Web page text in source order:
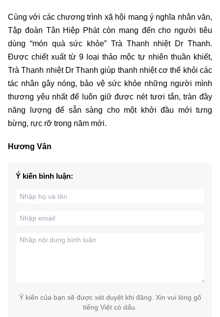
Cùng với các chương trình xã hội mang ý nghĩa nhân văn,
Tập đoàn Tân Hiệp Phát còn mang đến cho người tiêu
dùng “món quà sức khỏe” Trà Thanh nhiệt Dr Thanh.
Được chiết xuất từ 9 loại thảo mộc tự nhiên thuần khiết,
Trà Thanh nhiệt Dr Thanh giúp thanh nhiệt cơ thể khỏi các
tác nhân gây nóng, bảo vệ sức khỏe những người mình
thương yêu nhất để luôn giữ được nét tươi tắn, tràn đầy
năng lượng để sẵn sàng cho một khởi đầu mới tưng
bừng, rực rỡ trong năm mới.
Hương Vân
Ý kiến bình luận:
Ý kiến của bạn sẽ được xét duyệt khi đăng. Xin vui lòng gõ
tiếng Việt có dấu.